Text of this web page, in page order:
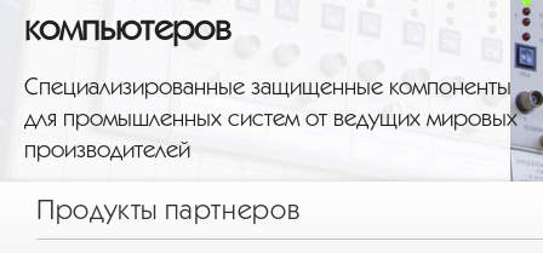
компьютеров
Специализированные защищенные компоненты
для промышленных систем от ведущих мировых
производителей
Продукты партнеров